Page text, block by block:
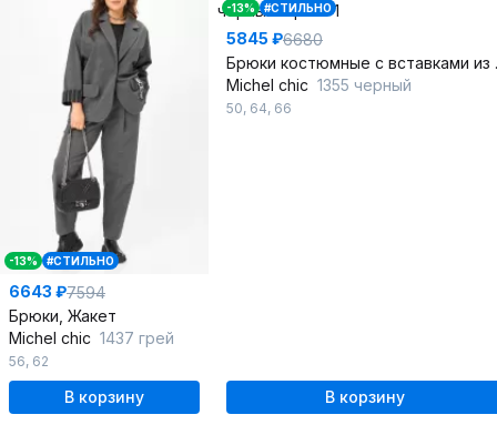
-13% #СТИЛЬНО
6643 ₽7594
Брюки, Жакет
Michel chic 1437 грей
56, 62
В корзину
-13% #СТИЛЬНО
5845 ₽6680
Michel chic 1355 черный
50, 64, 66
В корзину